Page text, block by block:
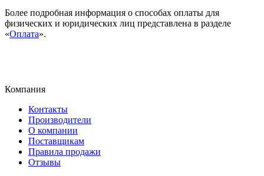
Более подробная информация о способах оплаты для
физических и юридических лиц представлена в разделе
«Оплата».
Компания
Контакты
Производители
О компании
Поставщикам
Правила продажи
Отзывы